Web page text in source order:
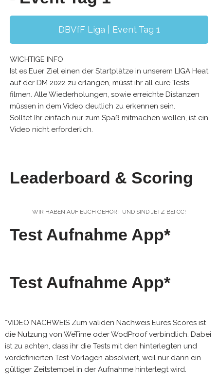
DBVfF Liga | Event Tag 1
WICHTIGE INFO
Ist es Euer Ziel einen der Startplätze in unserem LIGA Heat
auf der DM 2022 zu erlangen, müsst ihr all eure Tests
filmen. Alle Wiederholungen, sowie erreichte Distanzen
müssen in dem Video deutlich zu erkennen sein.
Solltet Ihr einfach nur zum Spaß mitmachen wollen, ist ein
Video nicht erforderlich.
Leaderboard & Scoring
WIR HABEN AUF EUCH GEHÖRT UND SIND JETZ BEI CC!
Test Aufnahme App*
Test Aufnahme App*
*VIDEO NACHWEIS Zum validen Nachweis Eures Scores ist
die Nutzung von WeTime oder WodProof verbindlich. Dabei
ist zu achten, dass ihr die Tests mit den hinterlegten und
vordefinierten Test-Vorlagen absolviert, weil nur dann ein
gültiger Zeitstempel in der Aufnahme hinterlegt wird.